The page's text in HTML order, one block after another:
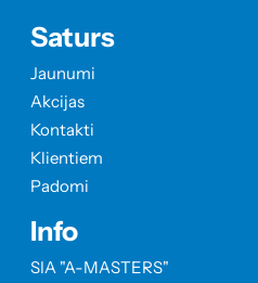
Saturs
Jaunumi
Akcijas
Kontakti
Klientiem
Padomi
Info
SIA "A-MASTERS"